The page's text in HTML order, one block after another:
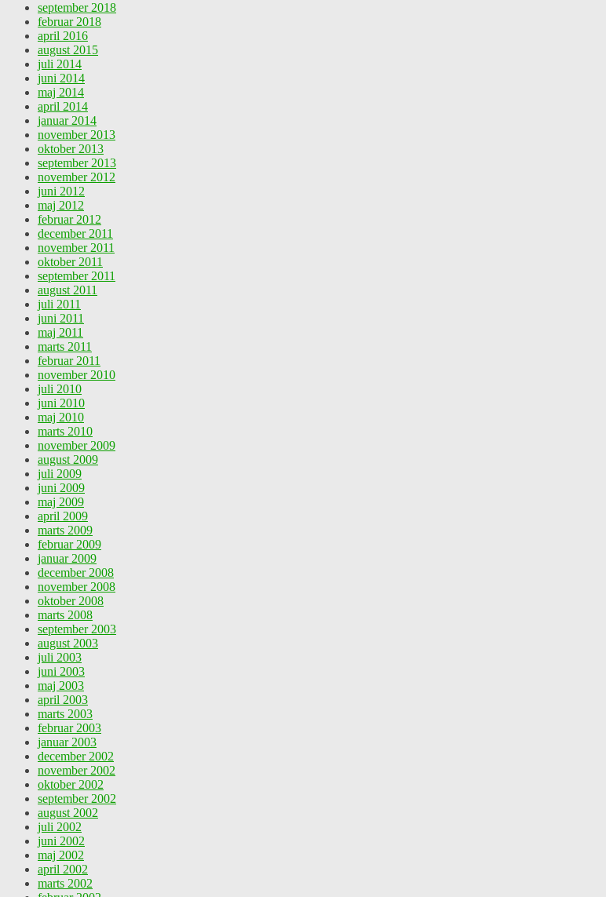
september 2018
februar 2018
april 2016
august 2015
juli 2014
juni 2014
maj 2014
april 2014
januar 2014
november 2013
oktober 2013
september 2013
november 2012
juni 2012
maj 2012
februar 2012
december 2011
november 2011
oktober 2011
september 2011
august 2011
juli 2011
juni 2011
maj 2011
marts 2011
februar 2011
november 2010
juli 2010
juni 2010
maj 2010
marts 2010
november 2009
august 2009
juli 2009
juni 2009
maj 2009
april 2009
marts 2009
februar 2009
januar 2009
december 2008
november 2008
oktober 2008
marts 2008
september 2003
august 2003
juli 2003
juni 2003
maj 2003
april 2003
marts 2003
februar 2003
januar 2003
december 2002
november 2002
oktober 2002
september 2002
august 2002
juli 2002
juni 2002
maj 2002
april 2002
marts 2002